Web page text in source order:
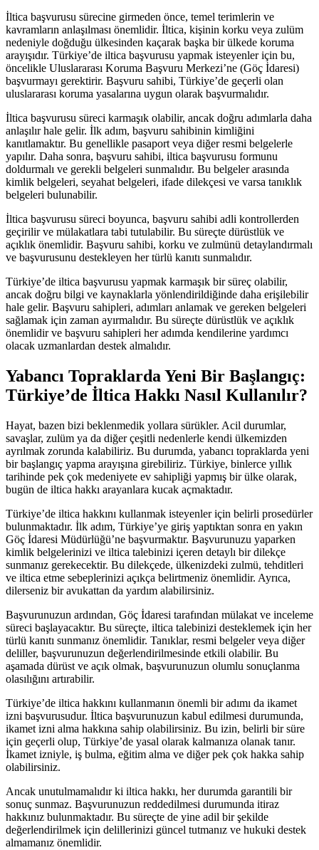
İltica başvurusu sürecine girmeden önce, temel terimlerin ve
kavramların anlaşılması önemlidir. İltica, kişinin korku veya zulüm
nedeniyle doğduğu ülkesinden kaçarak başka bir ülkede koruma
arayışıdır. Türkiye’de iltica başvurusu yapmak isteyenler için bu,
öncelikle Uluslararası Koruma Başvuru Merkezi’ne (Göç İdaresi)
başvurmayı gerektirir. Başvuru sahibi, Türkiye’de geçerli olan
uluslararası koruma yasalarına uygun olarak başvurmalıdır.
İltica başvurusu süreci karmaşık olabilir, ancak doğru adımlarla daha
anlaşılır hale gelir. İlk adım, başvuru sahibinin kimliğini
kanıtlamaktır. Bu genellikle pasaport veya diğer resmi belgelerle
yapılır. Daha sonra, başvuru sahibi, iltica başvurusu formunu
doldurmalı ve gerekli belgeleri sunmalıdır. Bu belgeler arasında
kimlik belgeleri, seyahat belgeleri, ifade dilekçesi ve varsa tanıklık
belgeleri bulunabilir.
İltica başvurusu süreci boyunca, başvuru sahibi adli kontrollerden
geçirilir ve mülakatlara tabi tutulabilir. Bu süreçte dürüstlük ve
açıklık önemlidir. Başvuru sahibi, korku ve zulmünü detaylandırmalı
ve başvurusunu destekleyen her türlü kanıtı sunmalıdır.
Türkiye’de iltica başvurusu yapmak karmaşık bir süreç olabilir,
ancak doğru bilgi ve kaynaklarla yönlendirildiğinde daha erişilebilir
hale gelir. Başvuru sahipleri, adımları anlamak ve gereken belgeleri
sağlamak için zaman ayırmalıdır. Bu süreçte dürüstlük ve açıklık
önemlidir ve başvuru sahipleri her adımda kendilerine yardımcı
olacak uzmanlardan destek almalıdır.
Yabancı Topraklarda Yeni Bir Başlangıç:
Türkiye’de İltica Hakkı Nasıl Kullanılır?
Hayat, bazen bizi beklenmedik yollara sürükler. Acil durumlar,
savaşlar, zulüm ya da diğer çeşitli nedenlerle kendi ülkemizden
ayrılmak zorunda kalabiliriz. Bu durumda, yabancı topraklarda yeni
bir başlangıç yapma arayışına girebiliriz. Türkiye, binlerce yıllık
tarihinde pek çok medeniyete ev sahipliği yapmış bir ülke olarak,
bugün de iltica hakkı arayanlara kucak açmaktadır.
Türkiye’de iltica hakkını kullanmak isteyenler için belirli prosedürler
bulunmaktadır. İlk adım, Türkiye’ye giriş yaptıktan sonra en yakın
Göç İdaresi Müdürlüğü’ne başvurmaktır. Başvurunuzu yaparken
kimlik belgelerinizi ve iltica talebinizi içeren detaylı bir dilekçe
sunmanız gerekecektir. Bu dilekçede, ülkenizdeki zulmü, tehditleri
ve iltica etme sebeplerinizi açıkça belirtmeniz önemlidir. Ayrıca,
dilerseniz bir avukattan da yardım alabilirsiniz.
Başvurunuzun ardından, Göç İdaresi tarafından mülakat ve inceleme
süreci başlayacaktır. Bu süreçte, iltica talebinizi desteklemek için her
türlü kanıtı sunmanız önemlidir. Tanıklar, resmi belgeler veya diğer
deliller, başvurunuzun değerlendirilmesinde etkili olabilir. Bu
aşamada dürüst ve açık olmak, başvurunuzun olumlu sonuçlanma
olasılığını artırabilir.
Türkiye’de iltica hakkını kullanmanın önemli bir adımı da ikamet
izni başvurusudur. İltica başvurunuzun kabul edilmesi durumunda,
ikamet izni alma hakkına sahip olabilirsiniz. Bu izin, belirli bir süre
için geçerli olup, Türkiye’de yasal olarak kalmanıza olanak tanır.
İkamet izniyle, iş bulma, eğitim alma ve diğer pek çok hakka sahip
olabilirsiniz.
Ancak unutulmamalıdır ki iltica hakkı, her durumda garantili bir
sonuç sunmaz. Başvurunuzun reddedilmesi durumunda itiraz
hakkınız bulunmaktadır. Bu süreçte de yine adil bir şekilde
değerlendirilmek için delillerinizi güncel tutmanız ve hukuki destek
almamanız önemlidir.